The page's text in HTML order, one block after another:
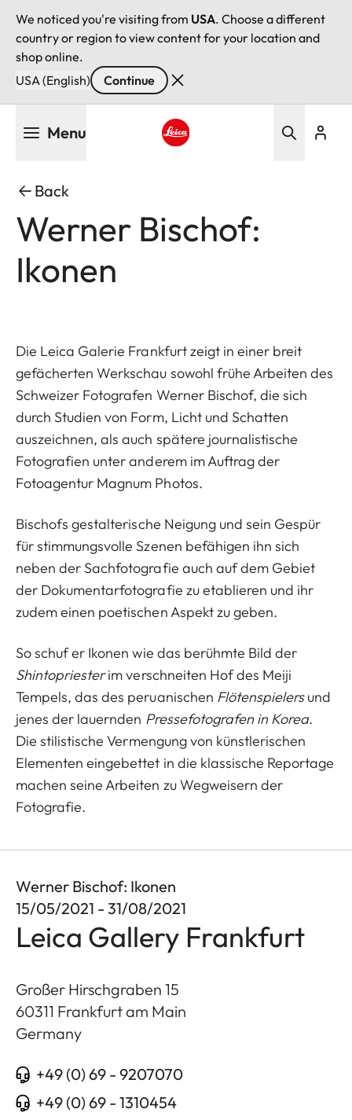
We noticed you're visiting from USA. Choose a different
country or region to view content for your location and
shop online.
USA (English)
Continue
Menu
Back
Werner Bischof:
Ikonen
Die Leica Galerie Frankfurt zeigt in einer breit
gefächerten Werkschau sowohl frühe Arbeiten des
Schweizer Fotografen Werner Bischof, die sich
durch Studien von Form, Licht und Schatten
auszeichnen, als auch spätere journalistische
Fotografien unter anderem im Auftrag der
Fotoagentur Magnum Photos.
Bischofs gestalterische Neigung und sein Gespür
für stimmungsvolle Szenen befähigen ihn sich
neben der Sachfotografie auch auf dem Gebiet
der Dokumentarfotografie zu etablieren und ihr
zudem einen poetischen Aspekt zu geben.
So schuf er Ikonen wie das berühmte Bild der
Shintopriesterim verschneiten Hof des Meiji
Tempels, das des peruanischen Flötenspielersund
jenes der lauernden Pressefotografen in Korea.
Die stilistische Vermengung von künstlerischen
Elementen eingebettet in die klassische Reportage
machen seine Arbeiten zu Wegweisern der
Fotografie.
Werner Bischof: Ikonen
15/05/2021 - 31/08/2021
Leica Gallery Frankfurt
Großer Hirschgraben 15
60311 Frankfurt am Main
Germany
+49 (0) 69 - 9207070
+49 (0) 69 - 1310454